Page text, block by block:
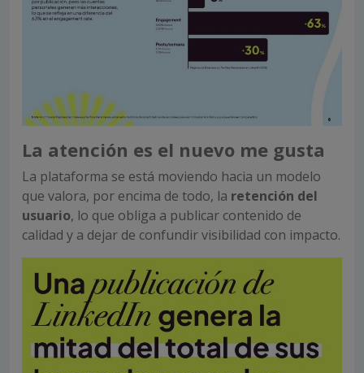
La atención es el nuevo me gusta
La plataforma se está moviendo hacia un modelo
que valora, por encima de todo, la retención del
usuario, lo que obliga a publicar contenido de
calidad y a dejar de confundir visibilidad con impacto.